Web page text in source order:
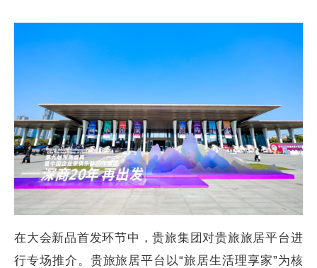
在大会新品首发环节中，贵旅集团对贵旅旅居平台进
行专场推介。贵旅旅居平台以“旅居生活理享家”为核